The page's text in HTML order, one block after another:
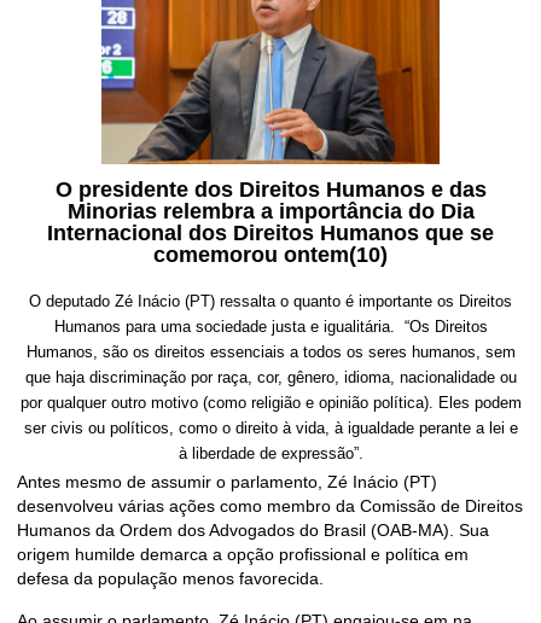
O presidente dos Direitos Humanos e das
Minorias relembra a importância do Dia
Internacional dos Direitos Humanos que se
comemorou ontem(10)
O deputado Zé Inácio (PT) ressalta o quanto é importante os Direitos
Humanos para uma sociedade justa e igualitária. “Os Direitos
Humanos, são os direitos essenciais a todos os seres humanos, sem
que haja discriminação por raça, cor, gênero, idioma, nacionalidade ou
por qualquer outro motivo (como religião e opinião política). Eles podem
ser civis ou políticos, como o direito à vida, à igualdade perante a lei e
à liberdade de expressão”.
Antes mesmo de assumir o parlamento, Zé Inácio (PT)
desenvolveu várias ações como membro da Comissão de Direitos
Humanos da Ordem dos Advogados do Brasil (OAB-MA). Sua
origem humilde demarca a opção profissional e política em
defesa da população menos favorecida.